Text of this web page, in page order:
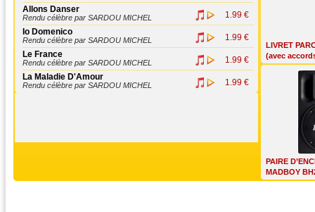
Allons Danser
Rendu célèbre par SARDOU MICHEL
1.99 €
Io Domenico
Rendu célèbre par SARDOU MICHEL
1.99 €
Le France
Rendu célèbre par SARDOU MICHEL
1.99 €
La Maladie D'Amour
Rendu célèbre par SARDOU MICHEL 1.99 €
LIVRET
(avec
PAIRE
MADBOY